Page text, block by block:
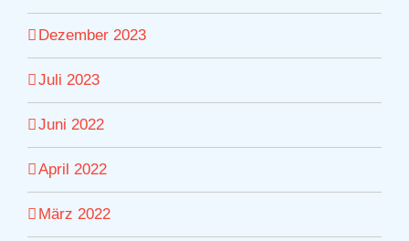
Dezember 2023
Juli 2023
Juni 2022
April 2022
März 2022